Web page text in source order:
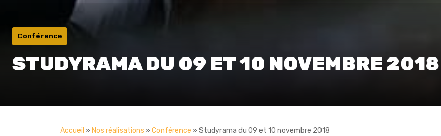
Conférence
STUDYRAMA DU 09 ET 10 NOVEMBRE 2018
Accueil » Nos réalisations » Conférence » Studyrama du 09 et 10 novembre 2018